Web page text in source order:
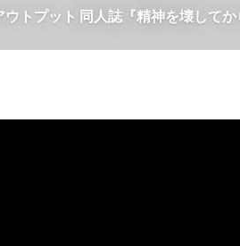
ウトプット 同人誌『精神を壊して